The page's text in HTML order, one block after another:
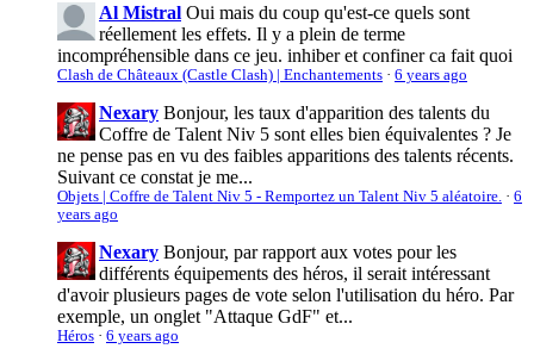
Al Mistral Oui mais du coup qu'est-ce quels sont
réellement les effets. Il y a plein de terme
incompréhensible dans ce jeu. inhiber et confiner ca fait quoi
Clash de Châteaux (Castle Clash) | Enchantements · 6 years ago
Nexary Bonjour, les taux d'apparition des talents du
Coffre de Talent Niv 5 sont elles bien équivalentes ? Je
ne pense pas en vu des faibles apparitions des talents récents.
Suivant ce constat je me...
Objets | Coffre de Talent Niv 5 - Remportez un Talent Niv 5 aléatoire. · 6
years ago
Nexary Bonjour, par rapport aux votes pour les
différents équipements des héros, il serait intéressant
d'avoir plusieurs pages de vote selon l'utilisation du héro. Par
exemple, un onglet "Attaque GdF" et...
Héros · 6 years ago